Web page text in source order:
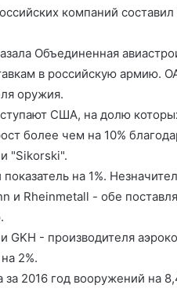
компаний составил
Объединенная
в российскую армию.
оружия.
США, на долю
более чем на 10%
"Sikorski".
на 1%.
и Rheinmetall - обе
GKH - производителя
2%.
2016 год вооружений на